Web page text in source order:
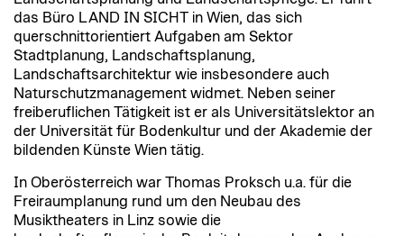
das Büro LAND IN SICHT in Wien, das sich
querschnittorientiert Aufgaben am Sektor
Stadtplanung, Landschaftsplanung,
Landschaftsarchitektur wie insbesondere auch
Naturschutzmanagement widmet. Neben seiner
freiberuflichen Tätigkeit ist er als Universitätslektor an
der Universität für Bodenkultur und der Akademie der
bildenden Künste Wien tätig.
In Oberösterreich war Thomas Proksch u.a. für die
Freiraumplanung rund um den Neubau des
Musiktheaters in Linz sowie die